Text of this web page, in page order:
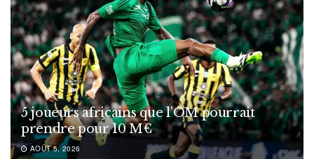
5 joueurs africains que l’OM pourrait
prendre pour 10 M€
AOÛT 5, 2026